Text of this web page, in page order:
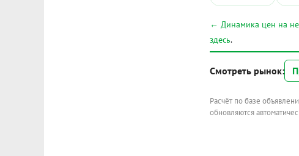
← Динамика цен на
здесь.
Смотреть рынок:
Расчёт по базе
обновляются